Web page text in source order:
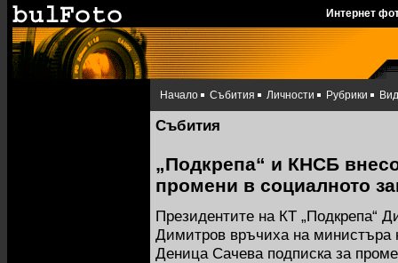
Интернет
Начало Събития Личности Рубрики
Събития
„Подкрепа“ и КНСБ
промени в социалното
Президентите на КТ
Димитров връчиха на министъра
Деница Сачева подписка за